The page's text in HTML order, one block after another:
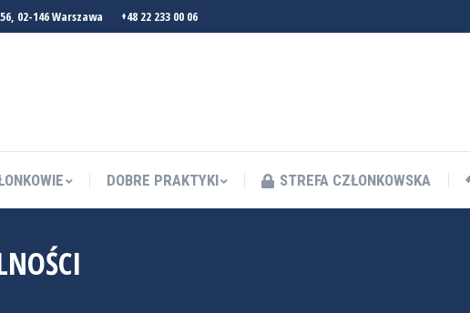
02-146 Warszawa +48 22 233 00 06
DOBRE PRAKTYKI STREFA CZŁONKOWSKA
DOBRE PRAKTYKI STREFA CZŁONKOWSKA